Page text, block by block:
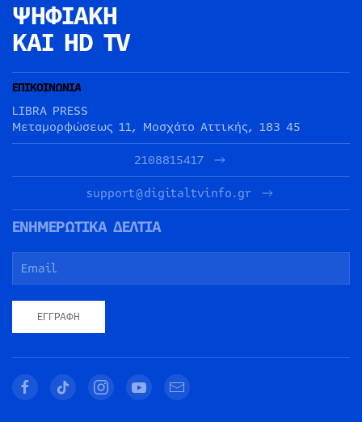
ΨΗΦΙΑΚΗ
ΚΑΙ HD TV
ΕΠΙΚΟΙΝΩΝΙΑ
LIBRA PRESS
Μεταμορφώσεως 11, Μοσχάτο Αττικής, 183 45
2108815417
support@digitaltvinfo.gr
ΕΝΗΜΕΡΩΤΙΚΑ ΔΕΛΤΙΑ
ΕΓΓΡΑΦΉ